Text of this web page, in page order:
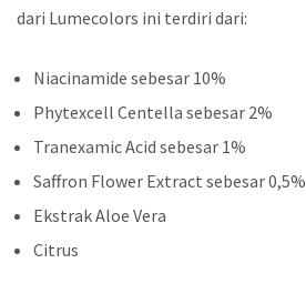
dari Lumecolors ini terdiri dari:
Niacinamide sebesar 10%
Phytexcell Centella sebesar 2%
Tranexamic Acid sebesar 1%
Saffron Flower Extract sebesar 0,5%
Ekstrak Aloe Vera
Citrus